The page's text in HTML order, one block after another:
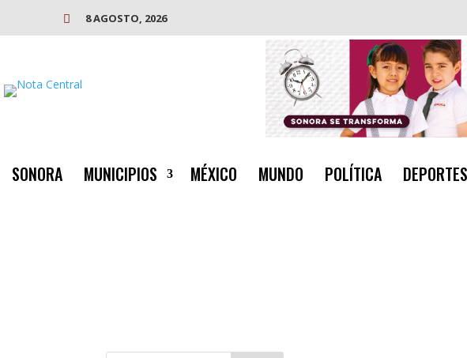
 8 AGOSTO, 2026
SONORA MUNICIPIOS MÉXICO MUNDO POLÍTICA DEPORTES